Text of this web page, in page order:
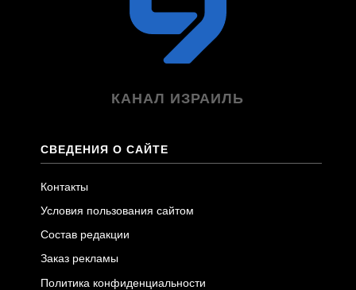
КАНАЛ ИЗРАИЛЬ
СВЕДЕНИЯ О САЙТЕ
Контакты
Условия пользования сайтом
Состав редакции
Заказ рекламы
Политика конфиденциальности